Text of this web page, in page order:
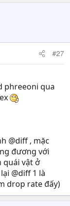
#27
phreeoni qua
@diff , mặc
đương với
quái vật ở
@diff 1 là
drop rate đấy)